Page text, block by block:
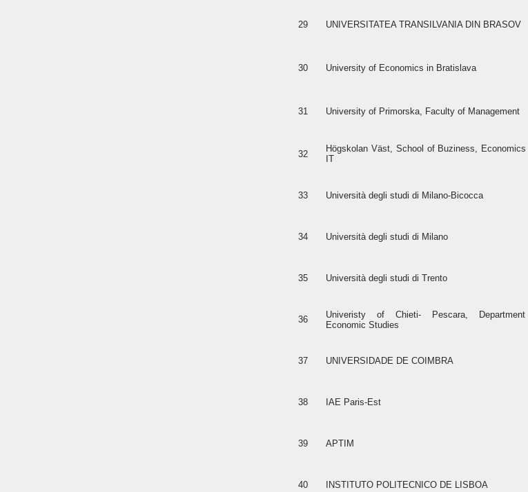
29 UNIVERSITATEA TRANSILVANIA DIN BRASOV
30 University of Economics in Bratislava
31 University of Primorska, Faculty of Management
32
Högskolan Väst, School of Buziness, Economics
IT
33 Università degli studi di Milano-Bicocca
34 Università degli studi di Milano
35 Università degli studi di Trento
36
Univeristy of Chieti- Pescara,
Economic Studies
37 UNIVERSIDADE DE COIMBRA
38 IAE Paris-Est
39 APTIM
40 INSTITUTO POLITECNICO DE LISBOA